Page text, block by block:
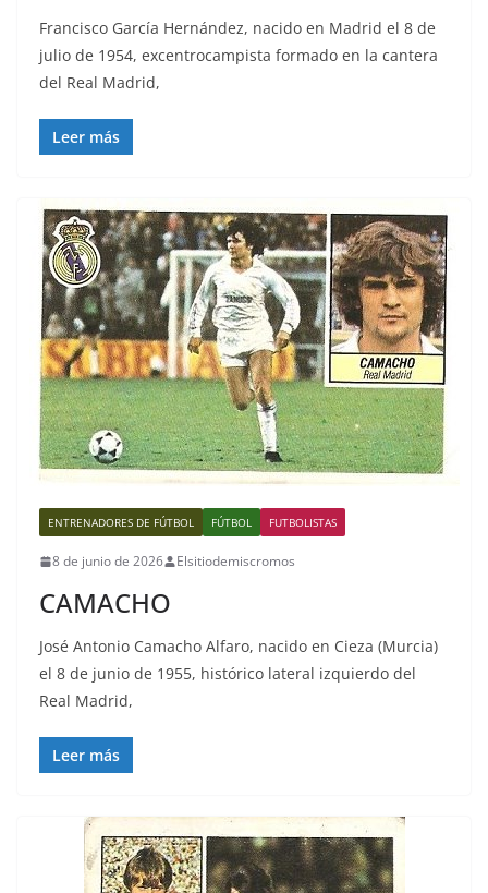
Francisco García Hernández, nacido en Madrid el 8 de
julio de 1954, excentrocampista formado en la cantera
del Real Madrid,
Leer más
ENTRENADORES DE FÚTBOL FÚTBOL FUTBOLISTAS
8 de junio de 2026 Elsitiodemiscromos
CAMACHO
José Antonio Camacho Alfaro, nacido en Cieza (Murcia)
el 8 de junio de 1955, histórico lateral izquierdo del
Real Madrid,
Leer más